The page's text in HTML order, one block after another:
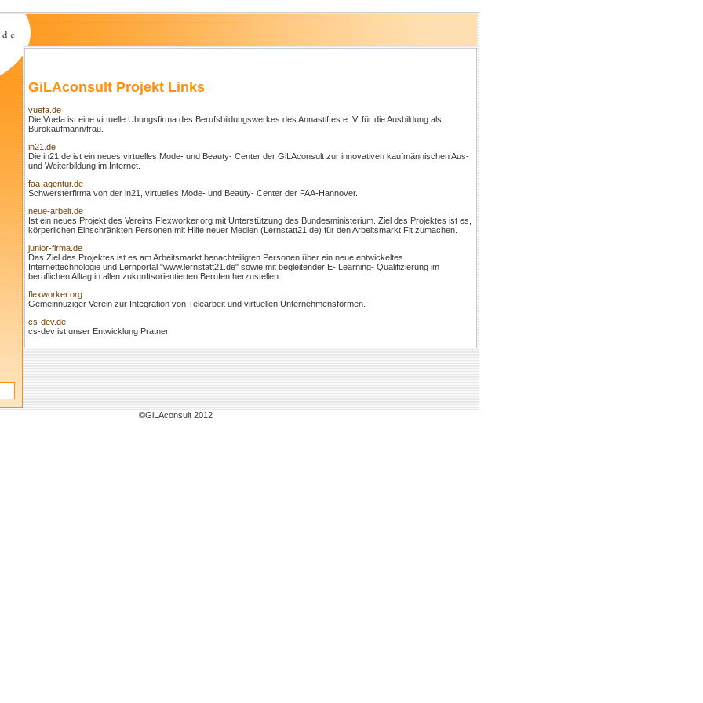
GiLAconsult Projekt Links
vuefa.de
Die Vuefa ist eine virtuelle Übungsfirma des Berufsbildungswerkes des Annastiftes e. V. für die Ausbildung als
Bürokaufmann/frau.
in21.de
Die in21.de ist ein neues virtuelles Mode- und Beauty- Center der GiLAconsult zur innovativen kaufmännischen Aus-
und Weiterbildung im Internet.
faa-agentur.de
Schwersterfirma von der in21, virtuelles Mode- und Beauty- Center der FAA-Hannover.
neue-arbeit.de
Ist ein neues Projekt des Vereins Flexworker.org mit Unterstützung des Bundesministerium. Ziel des Projektes ist es,
körperlichen Einschränkten Personen mit Hilfe neuer Medien (Lernstatt21.de) für den Arbeitsmarkt Fit zumachen.
junior-firma.de
Das Ziel des Projektes ist es am Arbeitsmarkt benachteiligten Personen über ein neue entwickeltes
Internettechnologie und Lernportal "www.lernstatt21.de" sowie mit begleitender E- Learning- Qualifizierung im
beruflichen Alltag in allen zukunftsorientierten Berufen herzustellen.
flexworker.org
Gemeinnüziger Verein zur Integration von Telearbeit und virtuellen Unternehmensformen.
cs-dev.de
cs-dev ist unser Entwicklung Pratner.
©GiLAconsult 2012